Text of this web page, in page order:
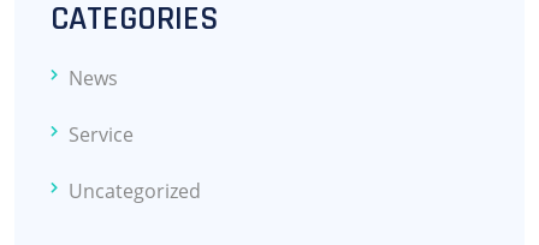
CATEGORIES
News
Service
Uncategorized